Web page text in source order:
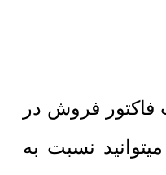
فاکتور فروش در
نسبت به